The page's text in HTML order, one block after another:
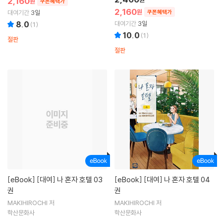
대여기간 3일
8.0 (1)
절판
2,160원 쿠폰혜택가
대여기간 3일
10.0 (1)
절판
[eBook]
권
MAKIHIROCHI 저
학산문화사
[eBook]
권
MAKIHIROCHI 저
학산문화사